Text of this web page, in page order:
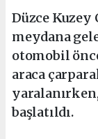
Düzce Kuzey
meydana
otomobil
araca
başlatıldı.